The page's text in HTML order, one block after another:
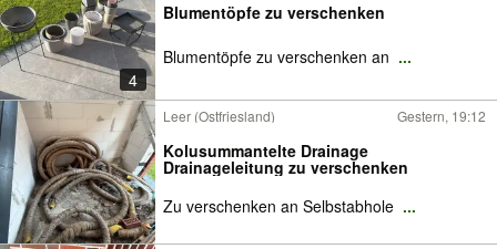
4
Blumentöpfe zu verschenken
Blumentöpfe zu verschenken an ...
Leer (Ostfriesland) Gestern, 19:12
Kolusummantelte Drainage
Drainageleitung zu verschenken
Zu verschenken an Selbstabhole ...